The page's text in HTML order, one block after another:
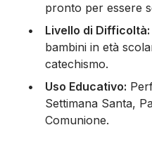
pronto per essere
Livello di Difficoltà:
bambini in età
catechismo.
Uso Educativo:
Settimana Santa,
Comunione.